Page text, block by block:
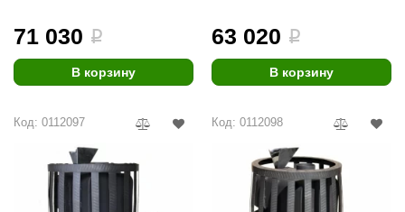
71 030 i
В корзину
63 020 i
В корзину
Код: 0112097 Код: 0112098